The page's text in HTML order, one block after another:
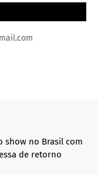
show no Brasil com
de retorno